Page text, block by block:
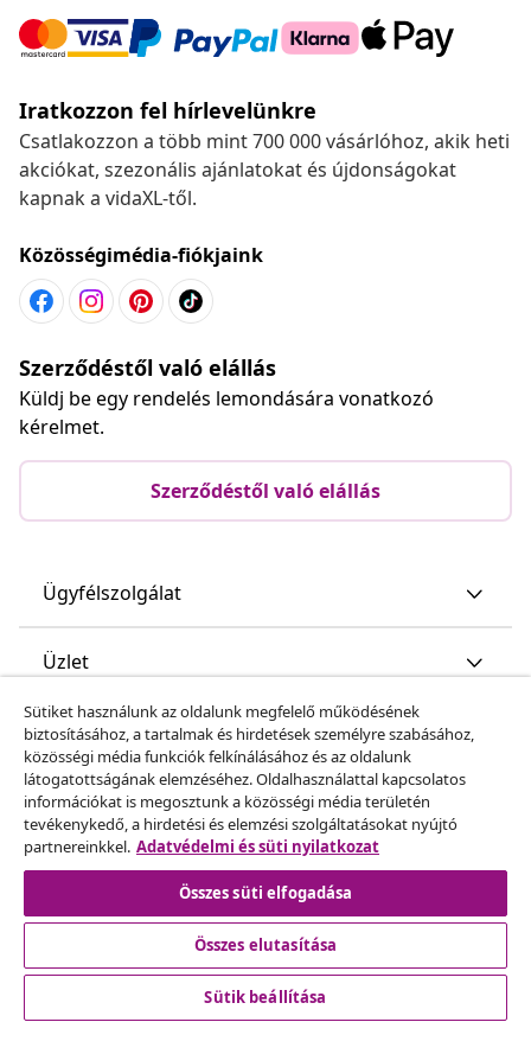
Iratkozzon fel hírlevelünkre
Csatlakozzon a több mint 700 000 vásárlóhoz, akik heti
akciókat, szezonális ajánlatokat és újdonságokat
kapnak a vidaXL-től.
Közösségimédia-fiókjaink
Szerződéstől való elállás
Küldj be egy rendelés lemondására vonatkozó
kérelmet.
Szerződéstől való elállás
Ügyfélszolgálat
Üzlet
vidaXL
Fedezz fel többet
© 2008-2026 vidaXL A www.vidaxl.hu a vidaXL Marketplace
Europe B.V. Weboldala
Sütiket használunk az oldalunk megfelelő működésének
biztosításához, a tartalmak és hirdetések személyre szabásához,
közösségi média funkciók felkínálásához és az oldalunk
látogatottságának elemzéséhez. Oldalhasználattal kapcsolatos
információkat is megosztunk a közösségi média területén
tevékenykedő, a hirdetési és elemzési szolgáltatásokat nyújtó
partnereinkkel. Adatvédelmi és süti nyilatkozat
Összes süti elfogadása
Összes elutasítása
Sütik beállítása